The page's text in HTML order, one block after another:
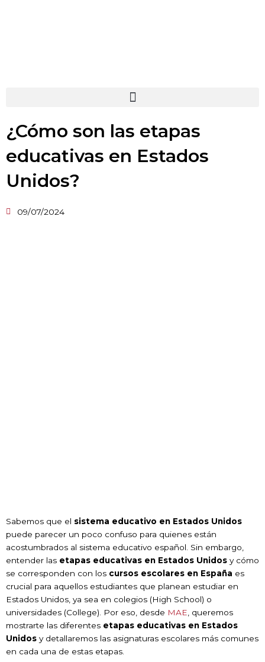
Menú
¿Cómo son las etapas
educativas en Estados
Unidos?
09/07/2024
Sabemos que el sistema educativo en Estados Unidos
puede parecer un poco confuso para quienes están
acostumbrados al sistema educativo español. Sin embargo,
entender las etapas educativas en Estados Unidos y cómo
se corresponden con los cursos escolares en España es
crucial para aquellos estudiantes que planean estudiar en
Estados Unidos, ya sea en colegios (High School) o
universidades (College). Por eso, desde MAE , queremos
mostrarte las diferentes etapas educativas en Estados
Unidos y detallaremos las asignaturas escolares más comunes
en cada una de estas etapas.